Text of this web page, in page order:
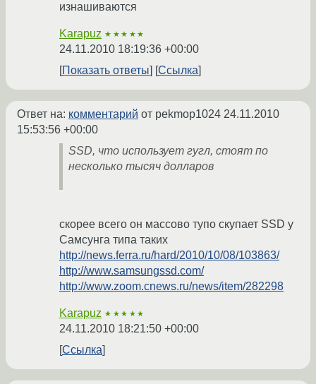
изнашиваются
Karapuz ★★★★★
24.11.2010 18:19:36 +00:00
Показать ответы
Ссылка
Ответ на: комментарий от pekmop1024 24.11.2010
15:53:56 +00:00
SSD, что использует гугл, стоят по
несколько тысяч долларов
скорее всего он массово тупо скупает SSD у
Самсунга типа таких
http://news.ferra.ru/hard/2010/10/08/103863/
http://www.samsungssd.com/
http://www.zoom.cnews.ru/news/item/282298
Karapuz ★★★★★
24.11.2010 18:21:50 +00:00
Ссылка